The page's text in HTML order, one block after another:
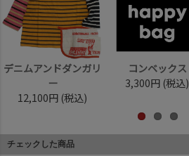
デニムアンドダンガリ
ー
12,100円 (税込)
コンベックス
3,300円 (税込)
チェックした商品